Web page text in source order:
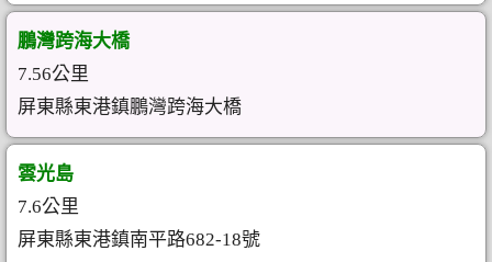
鵬灣跨海大橋
7.56公里
屏東縣東港鎮鵬灣跨海大橋
雲光島
7.6公里
屏東縣東港鎮南平路682-18號